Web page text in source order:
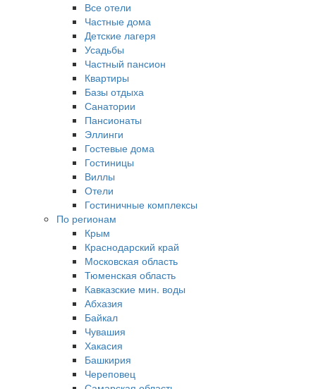
Все отели
Частные дома
Детские лагеря
Усадьбы
Частный пансион
Квартиры
Базы отдыха
Санатории
Пансионаты
Эллинги
Гостевые дома
Гостиницы
Виллы
Отели
Гостиничные комплексы
По регионам
Крым
Краснодарский край
Московская область
Тюменская область
Кавказские мин. воды
Абхазия
Байкал
Чувашия
Хакасия
Башкирия
Череповец